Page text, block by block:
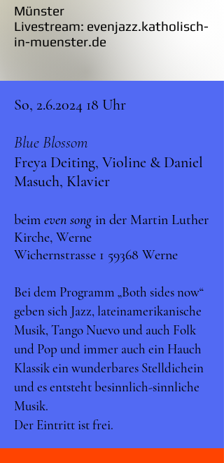
Münster
Livestream: evenjazz.katholisch-
in-muenster.de
So, 2.6.2024 18 Uhr
Blue Blossom
Freya Deiting, Violine & Daniel
Masuch, Klavier
beim even song in der Martin Luther
Kirche, Werne
Wichernstrasse 1 59368 Werne
Bei dem Programm „Both sides now“
geben sich Jazz, lateinamerikanische
Musik, Tango Nuevo und auch Folk
und Pop und immer auch ein Hauch
Klassik ein wunderbares Stelldichein
und es entsteht besinnlich-sinnliche
Musik.
Der Eintritt ist frei.